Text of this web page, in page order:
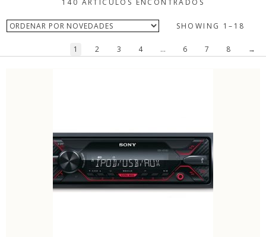
140 ARTÍCULOS ENCONTRADOS
SHOWING 1–18
1 2 3 4 … 6 7 8 →